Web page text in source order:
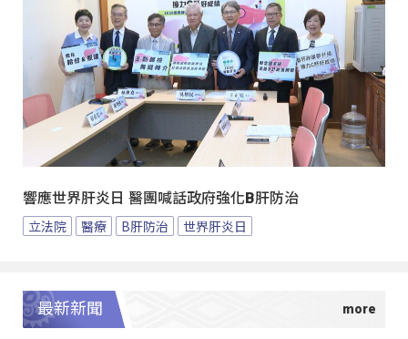
響應世界肝炎日 醫團喊話政府強化B肝防治
立法院 醫療 B肝防治 世界肝炎日
最新新聞